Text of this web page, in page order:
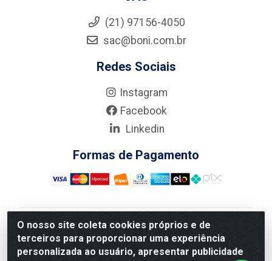
O nosso site coleta cookies próprios e de
terceiros para proporcionar uma experiência
personalizada ao usuário, apresentar publicidade
(21) 97156-4050
sac@boni.com.br
Redes Sociais
Instagram
Facebook
Linkedin
Formas de Pagamento
Nova Boni Distribuidora de Material de Construção LTDA
- Rua Alice Tibiriçá, 330 - Vila Da Penha, Rio de
Janeiro/RJ - CEP: 21.210-110 - CNPJ: 11.003.135/0001-